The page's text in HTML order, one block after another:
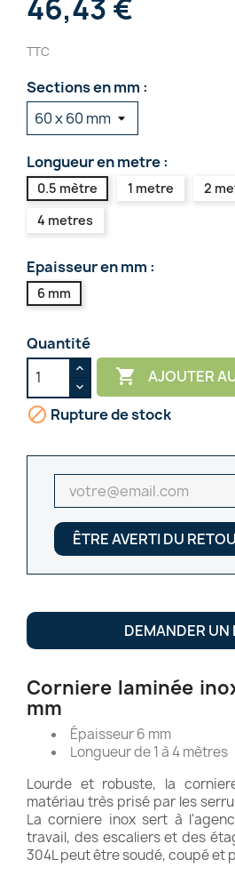
46,43 €
TTC
Sections en mm :
Longueur en metre :
0.5 mètre 1 metre 2
4 metres
Epaisseur en mm :
6 mm
Quantité
 AJOUTER
 Rupture de stock
ÊTRE AVERTI DU
DEMANDER UN
Corniere laminée
mm
Épaisseur 6 mm
Longueur de 1 à 4 mètres
Lourde et robuste, la
matériau très prisé par les
La corniere inox sert à
travail, des escaliers et des
304L peut être soudé, coupé et